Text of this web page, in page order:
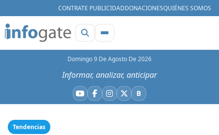
CONTRATE PUBLICIDADDONACIONESQUIÉNES SOMOS
Domingo 9 De Agosto De 2026
Informar, analizar, anticipar
YouTube
Facebook
Instagram
X BBluesky
Tendencias